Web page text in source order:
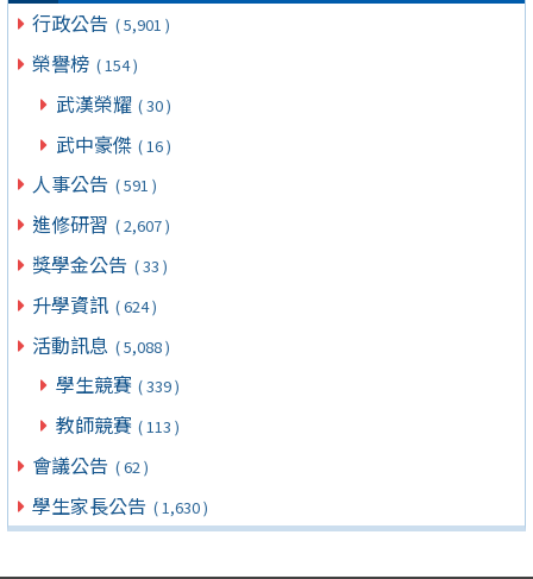
行政公告 ( 5,901 )
榮譽榜 ( 154 )
武漢榮耀 ( 30 )
武中豪傑 ( 16 )
人事公告 ( 591 )
進修研習 ( 2,607 )
獎學金公告 ( 33 )
升學資訊 ( 624 )
活動訊息 ( 5,088 )
學生競賽 ( 339 )
教師競賽 ( 113 )
會議公告 ( 62 )
學生家長公告 ( 1,630 )